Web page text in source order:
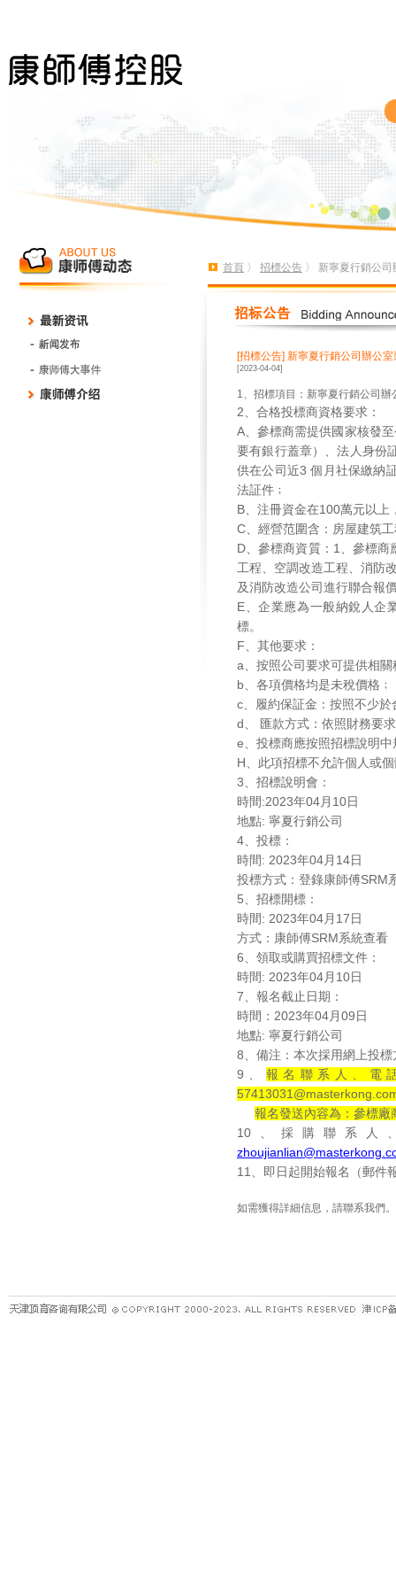
首頁 〉 招標公告 〉 新寧夏行銷公
[招標公告] 新寧夏行銷公司辦公
[2023-04-04]
1、招標項目：新寧夏行銷公司辦
2 、合格投標商資格要求：
A 、參標商需提供國家核發
要有銀行蓋章）、法人身份
供在公司近3個月社保繳納
法証件﹔
B 、注冊資金在100萬元以上
C 、經營范圍含：房屋建筑
D 、參標商資質： 1
、參標
工程、空調改造工程、消防
及消防改造公司進行聯合報
E 、企業應為一般納銳人
標。
F 、其他要求：
a 、按照公司要求可提供相
b 、各項價格均是未稅價格﹔
c 、履約保証金：按照不少
d 、 匯款方式：依照財務要
e 、投標商應按照招標說明
H 、此項招標不允許個人或
3 、招標說明會：
時間:2023年04月 10日
地點: 寧夏行銷公司
4 、投標：
時間: 2023年04月 14日
投標方式：登錄康師傅SRM
5 、招標開標：
時間: 2023年04月 17日
方式：康師傅SRM系統查看
6 、領取或購買招標文件：
時間: 2023年04月 10日
7 、報名截止日期：
時間： 2023年04月09日
地點: 寧夏行銷公司
8 、備注：本次採用網上投
9
報名聯系人、電
報名發送內容為：參標
10 、採購聯系人
11
、即日起開始報名（郵件
如需獲得詳細信息，請聯系我們。